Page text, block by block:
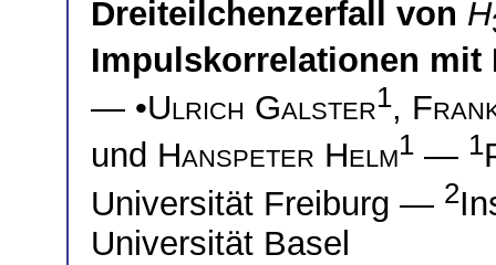
Dreiteilchenzerfall von H
Impulskorrelationen mit
— •Ulrich Galster1,
und Hanspeter Helm1 — 1
Universität Freiburg — 2
Universität Basel